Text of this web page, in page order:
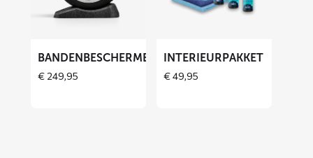
BANDENBESCHERMERS
€ 249,95
INTERIEURPAKKET
€49,95